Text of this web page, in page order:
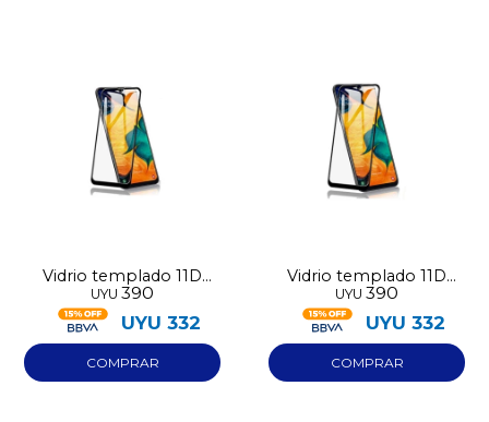
Vidrio templado 11D
para Iphone 11
UYU 390
UYU 332
Vidrio templado 11D
para Iphone 12 Pro
UYU 390
UYU 332